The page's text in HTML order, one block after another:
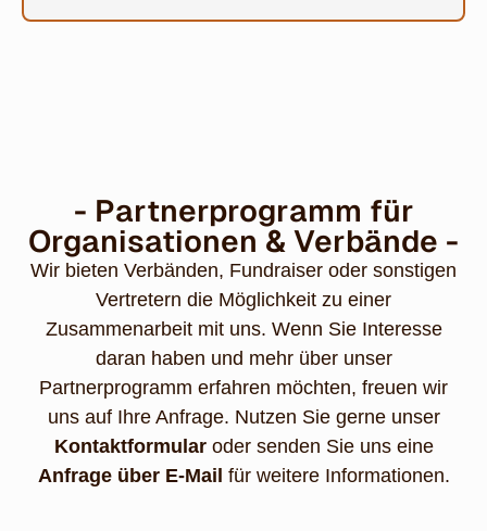
- Partnerprogramm für
Organisationen & Verbände -
Wir bieten Verbänden, Fundraiser oder sonstigen
Vertretern die Möglichkeit zu einer
Zusammenarbeit mit uns. Wenn Sie Interesse
daran haben und mehr über unser
Partnerprogramm erfahren möchten, freuen wir
uns auf Ihre Anfrage. Nutzen Sie gerne unser
Kontaktformularoder senden Sie uns eine
Anfrage über E-Mail für weitere Informationen.